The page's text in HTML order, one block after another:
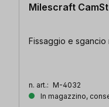
Milescraft
Fissaggio e
n. art.: M-4032
In magazzino,